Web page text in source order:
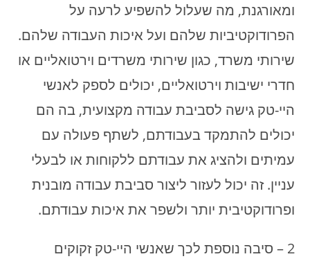
ומאורגנת, מה שעלול להשפיע לרעה על
הפרודוקטיביות שלהם ועל איכות העבודה שלהם.
שירותי משרד, כגון שירותי משרדים וירטואליים או
חדרי ישיבות וירטואליים, יכולים לספק לאנשי
היי-טק גישה לסביבת עבודה מקצועית, בה הם
יכולים להתמקד בעבודתם, לשתף פעולה עם
עמיתים ולהציג את עבודתם ללקוחות או לבעלי
עניין. זה יכול לעזור ליצור סביבת עבודה מובנית
ופרודוקטיבית יותר ולשפר את איכות עבודתם.
2 – סיבה נוספת לכך שאנשי היי-טק זקוקים